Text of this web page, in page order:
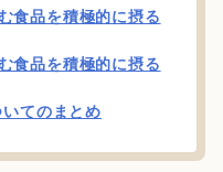
食品を積極的に摂る
食品を積極的に摂る
てのまとめ